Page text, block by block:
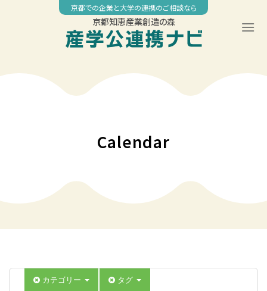
京都での企業と大学の連携のご相談なら
京都知恵産業創造の森
Calendar
カテゴリー タグ
04:00